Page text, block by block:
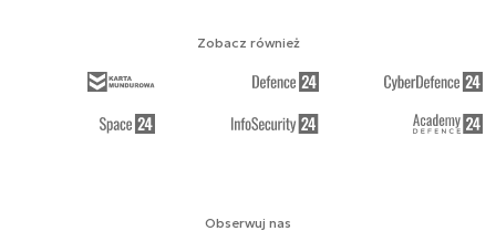
Obserwuj nas
Zobacz również